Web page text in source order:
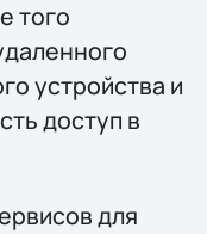
того
устройства и
доступ в
для